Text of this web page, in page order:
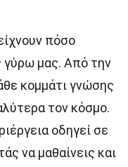
πόσο
γύρω μας. Από την
κομμάτι γνώσης
τον κόσμο.
οδηγεί σε
να μαθαίνεις και